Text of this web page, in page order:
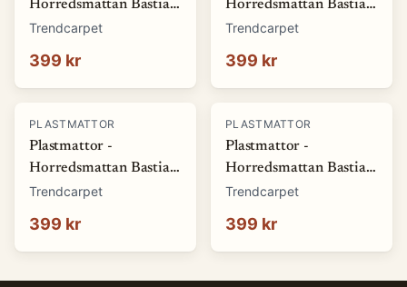
Horredsmattan Bastian
(grön) (Storlek: 70 x 50
Trendcarpet
399 kr
Horredsmattan Bastian
(röd) (Storlek: 70 x 50
Trendcarpet
399 kr
PLASTMATTOR
Plastmattor -
Horredsmattan Bastian
(blå) (Storlek: 70 x 50
Trendcarpet
399 kr
PLASTMATTOR
Plastmattor -
Horredsmattan Bastian
(brun) (Storlek: 70 x 50
Trendcarpet
399 kr